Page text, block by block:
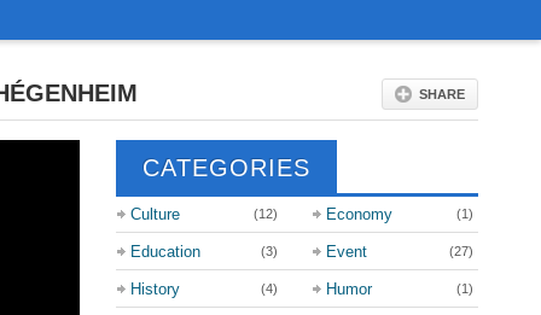
SHARE
CATEGORIES
Culture (12) Economy (1)
Education (3) Event (27)
History (4) Humor (1)